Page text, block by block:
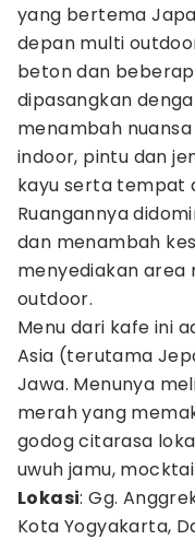
yang bertema
depan multi
beton dan
dipasangkan
menambah
indoor, pintu dan
kayu serta tempat
Ruangannya
dan menambah
menyediakan area
outdoor.
Menu dari kafe ini
Asia (terutama
Jawa. Menunya
merah yang
godog citarasa
uwuh jamu,
Lokasi: Gg.
Kota Yogyakarta,